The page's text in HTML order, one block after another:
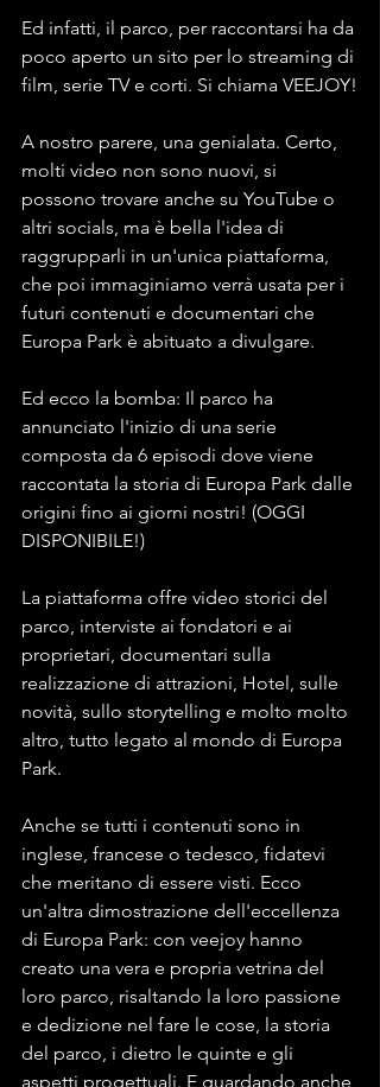
Ed infatti, il parco, per raccontarsi ha da
poco aperto un sito per lo streaming di
film, serie TV e corti. Si chiama VEEJOY!
A nostro parere, una genialata. Certo,
molti video non sono nuovi, si
possono trovare anche su YouTube o
altri socials, ma è bella l'idea di
raggrupparli in un'unica piattaforma,
che poi immaginiamo verrà usata per i
futuri contenuti e documentari che
Europa Park è abituato a divulgare.
Ed ecco la bomba: Il parco ha
annunciato l'inizio di una serie
composta da 6 episodi dove viene
raccontata la storia di Europa Park dalle
origini fino ai giorni nostri! (OGGI
DISPONIBILE!)
La piattaforma offre video storici del
parco, interviste ai fondatori e ai
proprietari, documentari sulla
realizzazione di attrazioni, Hotel, sulle
novità, sullo storytelling e molto molto
altro, tutto legato al mondo di Europa
Park.
Anche se tutti i contenuti sono in
inglese, francese o tedesco, fidatevi
che meritano di essere visti. Ecco
un'altra dimostrazione dell'eccellenza
di Europa Park: con veejoy hanno
creato una vera e propria vetrina del
loro parco, risaltando la loro passione
e dedizione nel fare le cose, la storia
del parco, i dietro le quinte e gli
aspetti progettuali. E guardando anche